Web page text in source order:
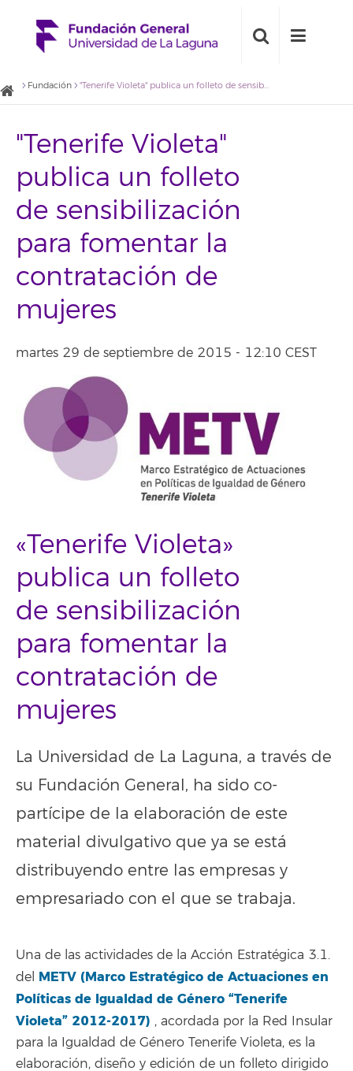
Fundación "Tenerife Violeta" publica un folleto de sensibilización para fomentar la contratación de mujeres
"Tenerife Violeta"
publica un folleto
de sensibilización
para fomentar la
contratación de
mujeres
martes 29 de septiembre de 2015 - 12:10 CEST
«Tenerife Violeta»
publica un folleto
de sensibilización
para fomentar la
contratación de
mujeres
La Universidad de La Laguna, a través de
su Fundación General, ha sido co-
partícipe de la elaboración de este
material divulgativo que ya se está
distribuyendo entre las empresas y
empresariado con el que se trabaja.
Una de las actividades de la Acción Estratégica 3.1.
del METV (Marco Estratégico de Actuaciones en
Políticas de Igualdad de Género “Tenerife
Violeta” 2012-2017) , acordada por la Red Insular
para la Igualdad de Género Tenerife Violeta, es la
elaboración, diseño y edición de un folleto dirigido